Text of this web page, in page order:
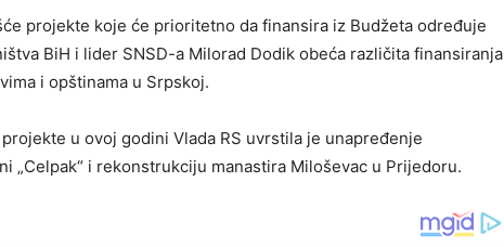
projekte koje će prioritetno da finansira iz Budžeta određuje
BiH i lider SNSD-a Milorad Dodik obeća različita finansiranja
i opštinama u Srpskoj.
u ovoj godini Vlada RS uvrstila je unapređenje
„Celpak“ i rekonstrukciju manastira Miloševac u Prijedoru.